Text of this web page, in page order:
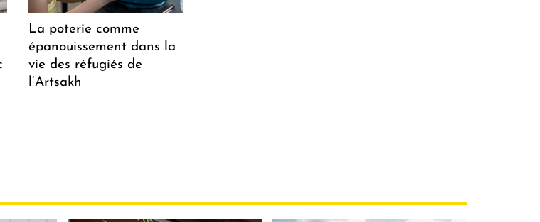
La poterie comme
épanouissement dans la
vie des réfugiés de
l’Artsakh